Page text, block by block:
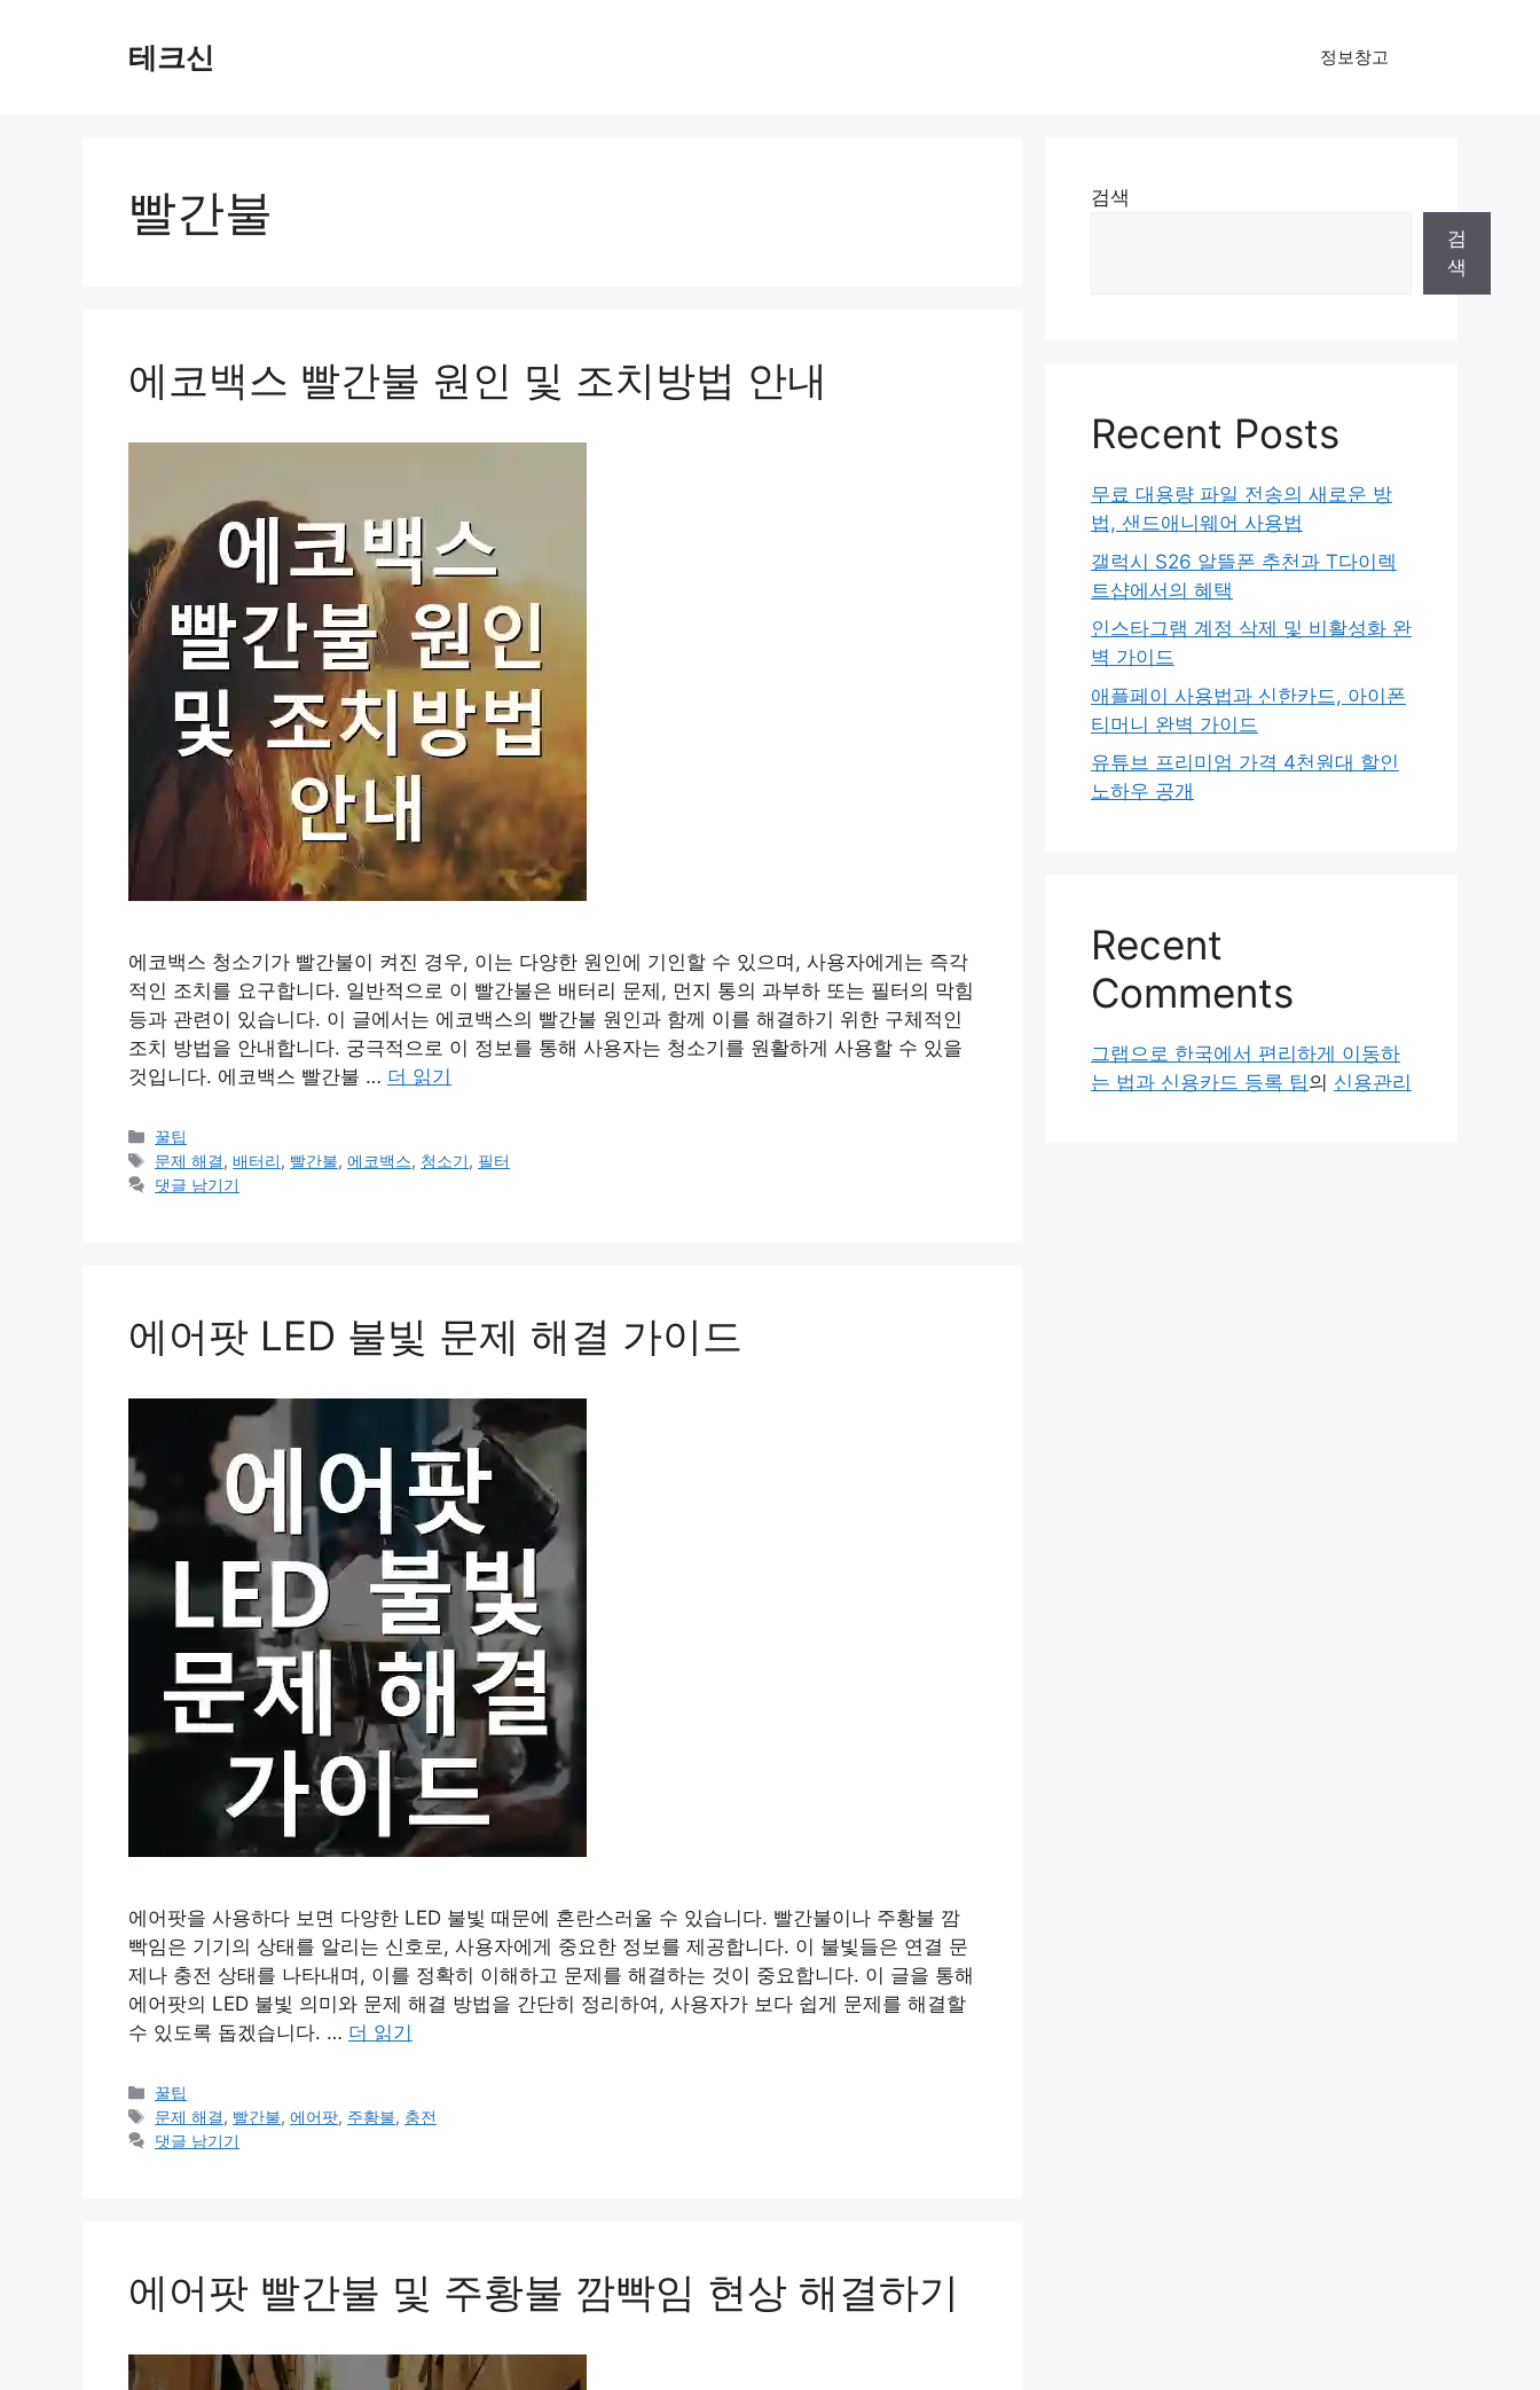
테크신 정보창고
빨간불
에코백스 빨간불 원인 및 조치방법 안내
에코백스 청소기가 빨간불이 켜진 경우, 이는 다양한 원인에 기인할 수 있으며, 사용자에게는 즉각
적인 조치를 요구합니다. 일반적으로 이 빨간불은 배터리 문제, 먼지 통의 과부하 또는 필터의 막힘
등과 관련이 있습니다. 이 글에서는 에코백스의 빨간불 원인과 함께 이를 해결하기 위한 구체적인
조치 방법을 안내합니다. 궁극적으로 이 정보를 통해 사용자는 청소기를 원활하게 사용할 수 있을
것입니다. 에코백스 빨간불 … 더 읽기
카
테
고
꿀팁
태
그
문제 해결,배터리, 빨간불,에코백스, 청소기, 필터
댓글 남기기
에어팟 LED 불빛 문제 해결 가이드
에어팟을 사용하다 보면 다양한 LED 불빛 때문에 혼란스러울 수 있습니다. 빨간불이나 주황불 깜
빡임은 기기의 상태를 알리는 신호로, 사용자에게 중요한 정보를 제공합니다. 이 불빛들은 연결 문
제나 충전 상태를 나타내며, 이를 정확히 이해하고 문제를 해결하는 것이 중요합니다. 이 글을 통해
에어팟의 LED 불빛 의미와 문제 해결 방법을 간단히 정리하여, 사용자가 보다 쉽게 문제를 해결할
수 있도록 돕겠습니다. … 더 읽기
카
테
고
꿀팁
태
그
문제 해결, 빨간불,에어팟, 주황불, 충전
댓글 남기기
에어팟 빨간불 및 주황불 깜빡임 현상 해결하기
검색
검
색
Recent Posts
무료 대용량 파일 전송의 새로운 방
법, 샌드애니웨어 사용법
갤럭시 S26 알뜰폰 추천과 T다이렉
트샵에서의 혜택
인스타그램 계정 삭제 및 비활성화 완
벽 가이드
애플페이 사용법과 신한카드, 아이폰
티머니 완벽 가이드
유튜브 프리미엄 가격 4천원대 할인
노하우 공개
Recent
Comments
그랩으로 한국에서 편리하게 이동하
는 법과 신용카드 등록 팁의 신용관리